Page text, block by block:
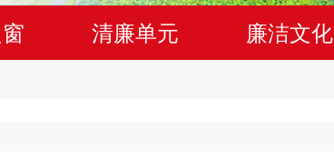
清廉单元 廉洁文化